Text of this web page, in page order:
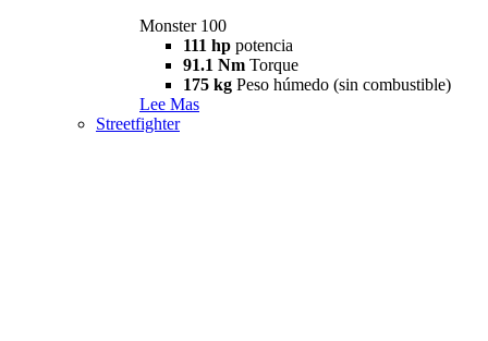
Monster 100
111 hp potencia
91.1 Nm Torque
175 kg Peso húmedo (sin combustible)
Lee Mas
Streetfighter